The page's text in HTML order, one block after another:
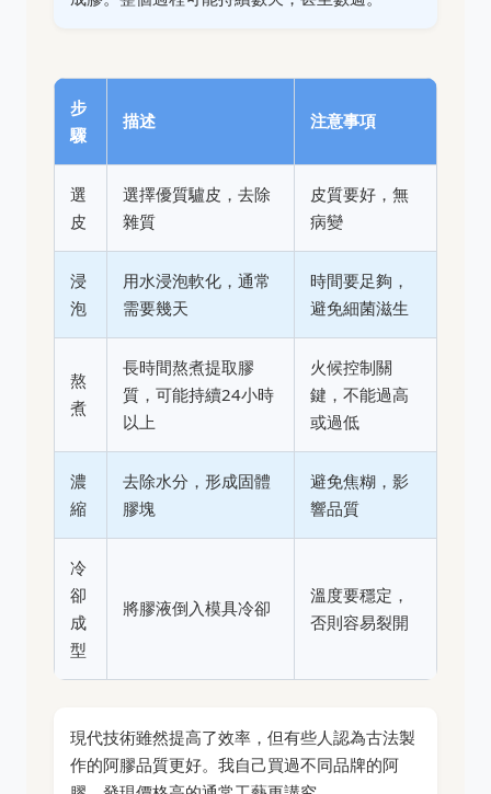
步
驟
描述 注意事項
選
皮
選擇優質驢皮，去除
雜質
皮質要好，無
病變
浸
泡
用水浸泡軟化，通常
需要幾天
時間要足夠，
避免細菌滋生
熬
煮
長時間熬煮提取膠
質，可能持續24小時
以上
火候控制關
鍵，不能過高
或過低
濃
縮
去除水分，形成固體
膠塊
避免焦糊，影
響品質
冷
卻
成
型
將膠液倒入模具冷卻
溫度要穩定，
否則容易裂開
現代技術雖然提高了效率，但有些人認為古法製
作的阿膠品質更好。我自己買過不同品牌的阿